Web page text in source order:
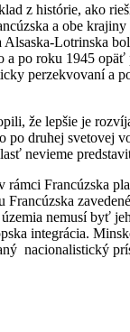
z histórie, ako
a obe
Lotrinska
po roku 1945
perzekvovaní a
že lepšie je
po druhej svetovej
nevieme
Francúzska
nemusí byť
integrácia.
nacionalistický